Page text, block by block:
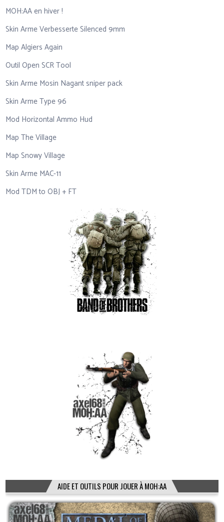
MOH:AA en hiver !
Skin Arme Verbesserte Silenced 9mm
Map Algiers Again
Outil Open SCR Tool
Skin Arme Mosin Nagant sniper pack
Skin Arme Type 96
Mod Horizontal Ammo Hud
Map The Village
Map Snowy Village
Skin Arme MAC-11
Mod TDM to OBJ + FT
AIDE ET OUTILS POUR JOUER À MOH:AA